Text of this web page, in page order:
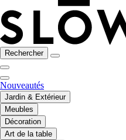
Rechercher
Nouveautés
Jardin & Extérieur
Meubles
Décoration
Art de la table